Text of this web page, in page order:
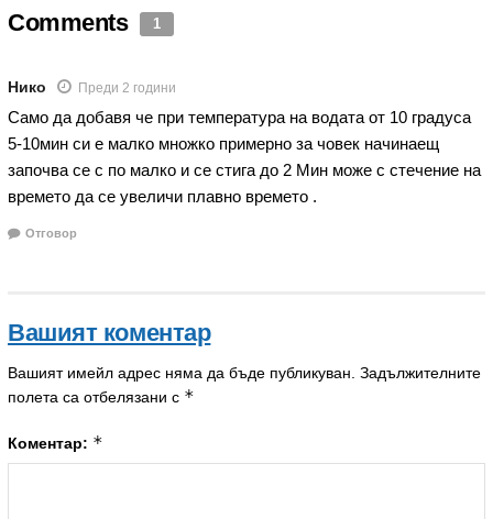
Comments 1
Нико Преди 2 години
Само да добавя че при температура на водата от 10 градуса
5-10мин си е малко множко примерно за човек начинаещ
започва се с по малко и се стига до 2 Мин може с стечение на
времето да се увеличи плавно времето .
Отговор
Вашият коментар
Вашият имейл адрес няма да бъде публикуван. Задължителните
полета са отбелязани с *
Коментар: *